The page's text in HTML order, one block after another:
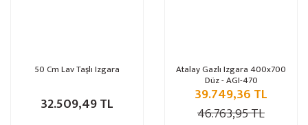
50 Cm Lav Taşlı Izgara
32.509,49 TL
Atalay Gazlı Izgara 400x700
Düz - AGI-470
39.749,36 TL
46.763,95 TL